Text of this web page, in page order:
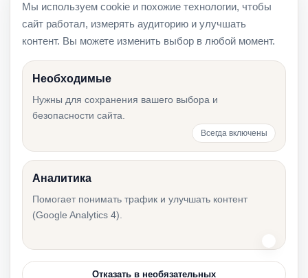
Трудовой договор или договор услуг в
Эстонии: что выбрать
Суточные в Эстонии в 2026 году: как считать
на примере
зарплаты
Мы используем cookie и похожие технологии, чтобы
сайт работал, измерять аудиторию и улучшать
контент. Вы можете изменить выбор в любой момент.
Необходимые
Нужны для сохранения вашего выбора и
безопасности сайта.
Всегда включены
Аналитика
Помогает понимать трафик и улучшать контент
(Google Analytics 4).
Отказать в необязательных